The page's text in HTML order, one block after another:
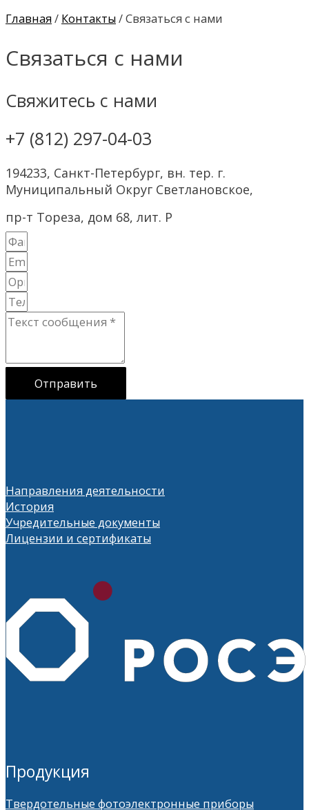
Главная/ Контакты/ Связаться с нами
Связаться с нами
Свяжитесь с нами
+7 (812) 297-04-03
194233, Санкт-Петербург, вн. тер. г.
Муниципальный Округ Светлановское,
пр-т Тореза, дом 68, лит. Р
Отправить
Направления деятельности
История
Учредительные документы
Лицензии и сертификаты
Продукция
Твердотельные фотоэлектронные приборы